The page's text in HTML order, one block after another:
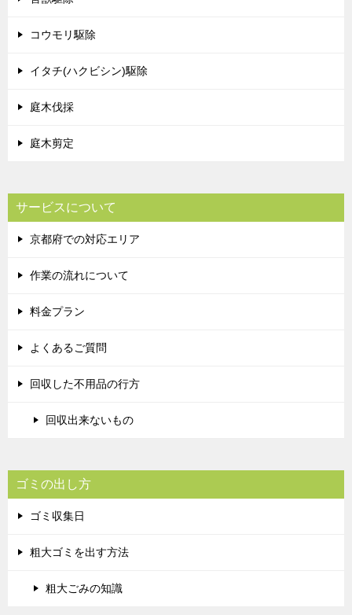
コウモリ駆除
イタチ(ハクビシン)駆除
庭木伐採
庭木剪定
サービスについて
京都府での対応エリア
作業の流れについて
料金プラン
よくあるご質問
回収した不用品の行方
回収出来ないもの
ゴミの出し方
ゴミ収集日
粗大ゴミを出す方法
粗大ごみの知識